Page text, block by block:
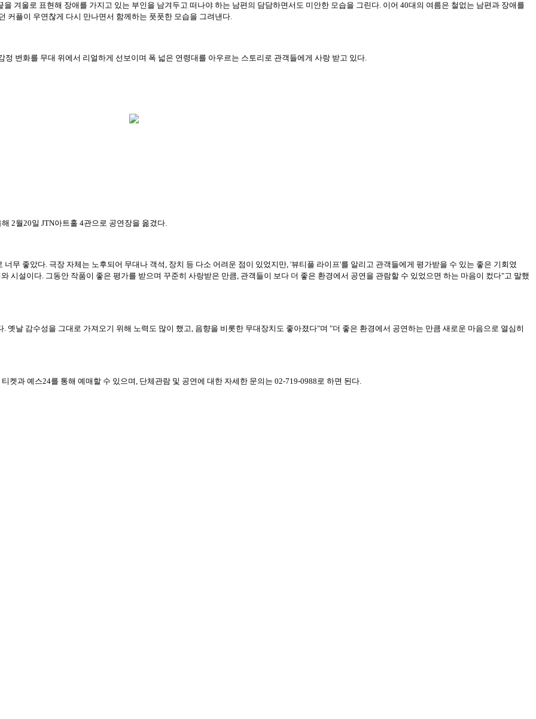
겨울로 표현해 장애를 가지고 있는 부인을 남겨두고 떠나야 하는 남편의 담담하면서도 미안한 모습을 그린다. 이어 40대의 여름은 철없는 남편과 장애를
커플이 우연찮게 다시 만나면서 함께하는 풋풋한 모습을 그려낸다.
변화를 무대 위에서 리얼하게 선보이며 폭 넓은 연령대를 아우르는 스토리로 관객들에게 사랑 받고 있다.
2월20일 JTN아트홀 4관으로 공연장을 옮겼다.
무 좋았다. 극장 자체는 노후되어 무대나 객석, 장치 등 다소 어려운 점이 있었지만, '뷰티풀 라이프'를 알리고 관객들에게 평가받을 수 있는 좋은 기회였
시설이다. 그동안 작품이 좋은 평가를 받으며 꾸준히 사랑받은 만큼, 관객들이 보다 더 좋은 환경에서 공연을 관람할 수 있었으면 하는 마음이 컸다"고 말했
옛날 감수성을 그대로 가져오기 위해 노력도 많이 했고, 음향을 비롯한 무대장치도 좋아졌다"며 "더 좋은 환경에서 공연하는 만큼 새로운 마음으로 열심히
켓과 예스24를 통해 예매할 수 있으며, 단체관람 및 공연에 대한 자세한 문의는 02-719-0988로 하면 된다.